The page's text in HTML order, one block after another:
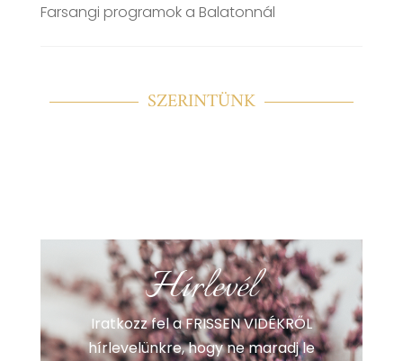
Farsangi programok a Balatonnál
SZERINTÜNK
Hírlevél
Iratkozz fel a FRISSEN VIDÉKRŐL
hírlevelünkre, hogy ne maradj le